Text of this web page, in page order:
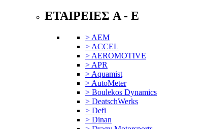
ΕΤΑΙΡΕΙΕΣ A - E
> AEM
> ACCEL
> AEROMOTIVE
> APR
> Aquamist
> AutoMeter
> Boulekos Dynamics
> DeatschWerks
> Defi
> Dinan